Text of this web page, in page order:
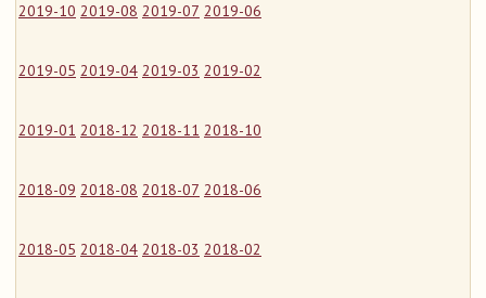
2019-10 2019-08 2019-07 2019-06
2019-05 2019-04 2019-03 2019-02
2019-01 2018-12 2018-11 2018-10
2018-09 2018-08 2018-07 2018-06
2018-05 2018-04 2018-03 2018-02